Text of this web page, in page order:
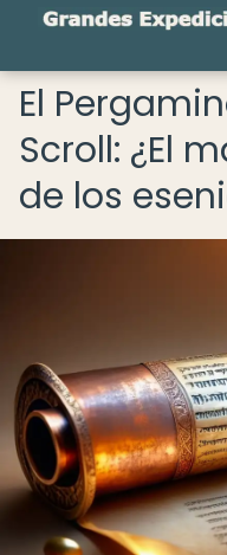
El
Scroll: ¿El
de los